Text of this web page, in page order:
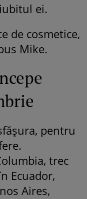
ei.
de cosmetice,
Mike.
pentru
trec
Ecuador,
Aires,